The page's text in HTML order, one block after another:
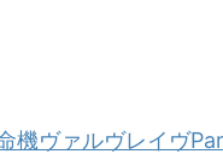
機ヴァルヴレイヴ